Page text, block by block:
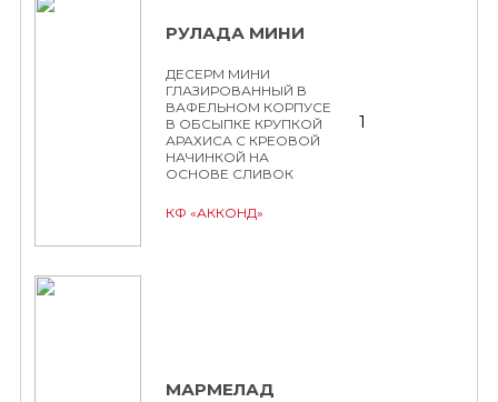
РУЛАДА МИНИ
ДЕСЕРМ МИНИ
ГЛАЗИРОВАННЫЙ В
ВАФЕЛЬНОМ КОРПУСЕ
В ОБСЫПКЕ КРУПКОЙ
АРАХИСА С КРЕОВОЙ
НАЧИНКОЙ НА
ОСНОВЕ СЛИВОК
КФ «АККОНД»
1
МАРМЕЛАД